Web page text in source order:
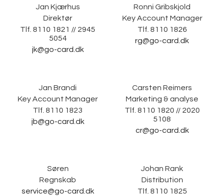
Jan Kjærhus
Direktør
Tlf. 8110 1821 // 2945
5054
jk@go-card.dk
Ronni Gribskjold
Key Account Manager
Tlf. 8110 1826
rg@go-card.dk
Jan Brandi
Key Account Manager
Tlf. 8110 1823
jb@go-card.dk
Carsten Reimers
Marketing & analyse
Tlf. 8110 1820 // 2020
5108
cr@go-card.dk
Søren
Regnskab
service@go-card.dk
Johan Rank
Distribution
Tlf. 8110 1825